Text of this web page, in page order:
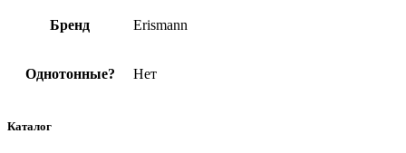
Бренд Erismann
Однотонные? Нет
Каталог